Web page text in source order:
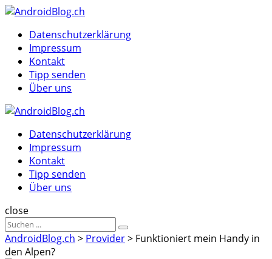
Menu
MenuDatenschutzerklärung
Impressum
Kontakt
Tipp senden
Über uns
Datenschutzerklärung
Impressum
Kontakt
Tipp senden
Über uns
Suche
close
Sucheergebnisse
für
Suche
AndroidBlog.ch > Provider> Funktioniert mein Handy in
den Alpen?